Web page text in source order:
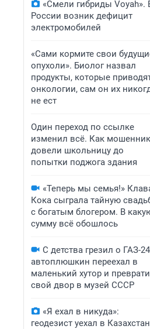
«Смели гибриды Voyah».
России возник дефицит
электромобилей
«Сами кормите свои
опухоли». Биолог назвал
продукты, которые
онкологии, сам он их
не ест
Один переход по ссылке
изменил всё. Как
довели школьницу до
попытки поджога здания
«Теперь мы семья!»
Кока сыграла тайную
с богатым блогером. В
сумму всё обошлось
С детства грезил о ГАЗ-
автоплюшкин переехал в
маленький хутор и
свой двор в музей СССР
«Я ехал в никуда»:
геодезист уехал в